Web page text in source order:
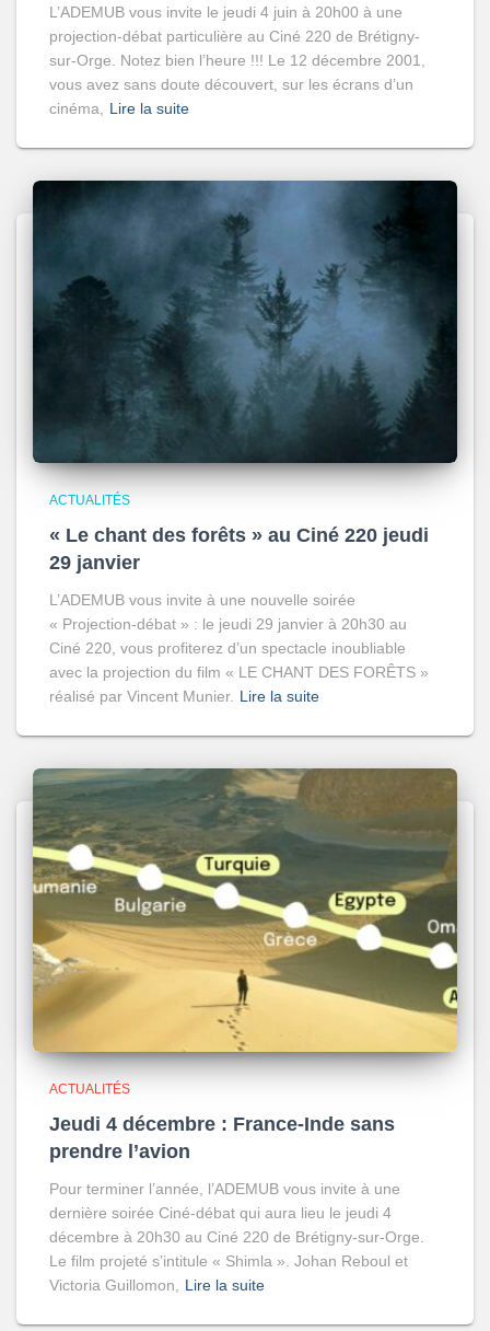
L’ADEMUB vous invite le jeudi 4 juin à 20h00 à une
projection-débat particulière au Ciné 220 de Brétigny-
sur-Orge. Notez bien l’heure !!! Le 12 décembre 2001,
vous avez sans doute découvert, sur les écrans d’un
cinéma,
Lire la suite
ACTUALITÉS
« Le chant des forêts » au Ciné 220 jeudi
29 janvier
L’ADEMUB vous invite à une nouvelle soirée
« Projection-débat » : le jeudi 29 janvier à 20h30 au
Ciné 220, vous profiterez d’un spectacle inoubliable
avec la projection du film « LE CHANT DES FORÊTS »
réalisé par Vincent Munier. Lire la suite
ACTUALITÉS
Jeudi 4 décembre : France-Inde sans
prendre l’avion
Pour terminer l’année, l’ADEMUB vous invite à une
dernière soirée Ciné-débat qui aura lieu le jeudi 4
décembre à 20h30 au Ciné 220 de Brétigny-sur-Orge.
Le film projeté s’intitule « Shimla ». Johan Reboul et
Victoria Guillomon,
Lire la suite